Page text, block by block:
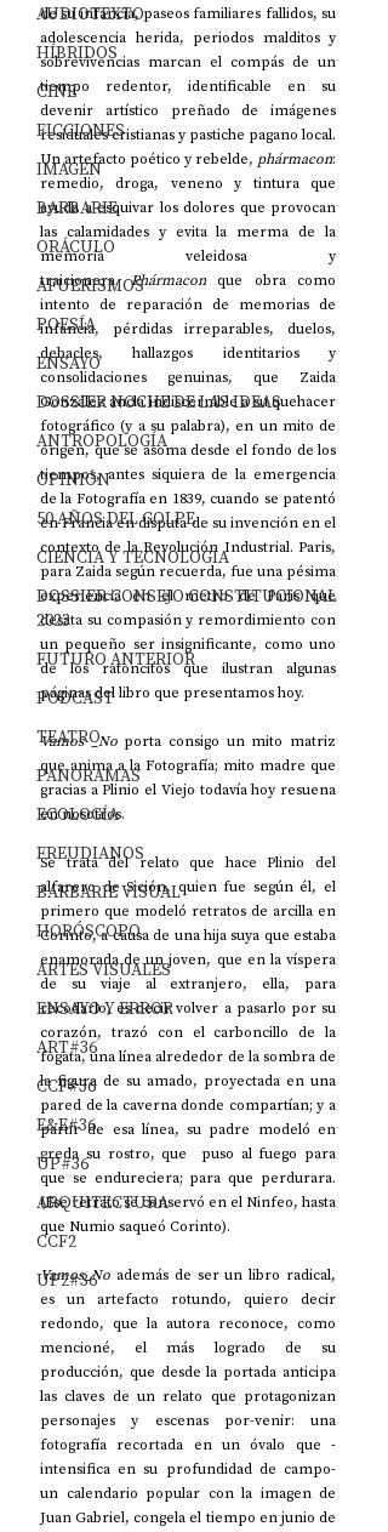
AUDIOTEXTO
HÍBRIDOS
CINE
FICCIONES
IMAGEN
BARBARIE
ORÁCULO
AFUERISMOS
POESÍA
ENSAYO
DOSSIER NOCHE DE LAS IDEAS
ANTROPOLOGÍA
OPINIÓN
50 AÑOS DEL GOLPE
CIENCIA Y TECNOLOGÍA
DOSSIER CONSEJO CONSTITUCIONAL
2023
FUTURO ANTERIOR
PODCAST
TEATRO
PANORAMAS
ECOLOGÍA
FREUDIANOS
BARBARIE VISUAL
HORÓSCOPO
ARTES VISUALES
ENSAYO Y ERROR
ART#36
CCF#36
E&E#36
UP#36
ARQUITECTURA
CCF2
UP2#36
de su infancia, paseos familiares fallidos, su
adolescencia herida, periodos malditos y
sobrevivencias marcan el compás de un
tiempo redentor, identificable en su
devenir artístico preñado de imágenes
residuales cristianas y pastiche pagano local.
Un artefacto poético y rebelde, phármacon:
remedio, droga, veneno y tintura que
ayuda a esquivar los dolores que provocan
las calamidades y evita la merma de la
memoria veleidosa y
traicionera. Phármacon que obra como
intento de reparación de memorias de
infancia, pérdidas irreparables, duelos,
debacles, hallazgos identitarios y
consolidaciones genuinas, que Zaida
González ancla indiscernible a su quehacer
fotográfico (y a su palabra), en un mito de
origen, que se asoma desde el fondo de los
tiempos, antes siquiera de la emergencia
de la Fotografía en 1839, cuando se patentó
en Francia en disputa de su invención en el
contexto de la Revolución Industrial. Paris,
para Zaida según recuerda, fue una pésima
experiencia en el metro de Paris que
desata su compasión y remordimiento con
un pequeño ser insignificante, como uno
de los ratoncitos que ilustran algunas
páginas del libro que presentamos hoy.
Vamos _No porta consigo un mito matriz
que anima a la Fotografía; mito madre que
gracias a Plinio el Viejo todavía hoy resuena
en nosotros.
Se trata del relato que hace Plinio del
alfarero de Sición, quien fue según él, el
primero que modeló retratos de arcilla en
Corinto, a causa de una hija suya que estaba
enamorada de un joven, que en la víspera
de su viaje al extranjero, ella, para
recodarlo, es decir volver a pasarlo por su
corazón, trazó con el carboncillo de la
fogata, una línea alrededor de la sombra de
la figura de su amado, proyectada en una
pared de la caverna donde compartían; y a
partir de esa línea, su padre modeló en
greda su rostro, que  puso al fuego para
que se endureciera; para que perdurara.
(Ese retrato se conservó en el Ninfeo, hasta
que Numio saqueó Corinto).
Vamos_No además de ser un libro radical,
es un artefacto rotundo, quiero decir
redondo, que la autora reconoce, como
mencioné, el más logrado de su
producción, que desde la portada anticipa
las claves de un relato que protagonizan
personajes y escenas por-venir: una
fotografía recortada en un óvalo que -
intensifica en su profundidad de campo-
un calendario popular con la imagen de
Juan Gabriel, congela el tiempo en junio de